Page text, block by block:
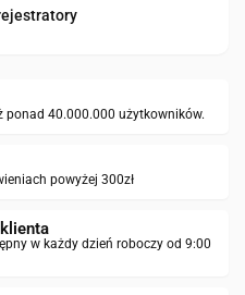
ponad 40.000.000 użytkowników.
powyżej 300zł
w każdy dzień roboczy od 9:00